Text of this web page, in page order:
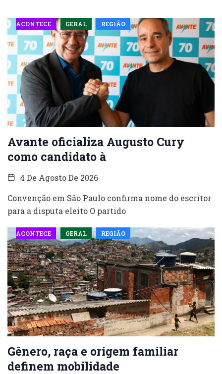
ACONTECE GERAL REGIÃO
Avante oficializa Augusto Cury
como candidato à
4 De Agosto De 2026
Convenção em São Paulo confirma nome do escritor
para a disputa eleito O partido
ACONTECE GERAL REGIÃO
Gênero, raça e origem familiar
definem mobilidade